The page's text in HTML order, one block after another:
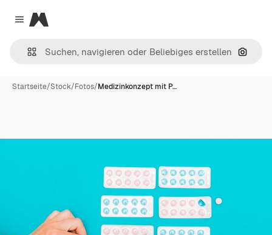
Close menu
Magnific
Nach
Startseite/Stock/Fotos/Medizinkonzept mit P…